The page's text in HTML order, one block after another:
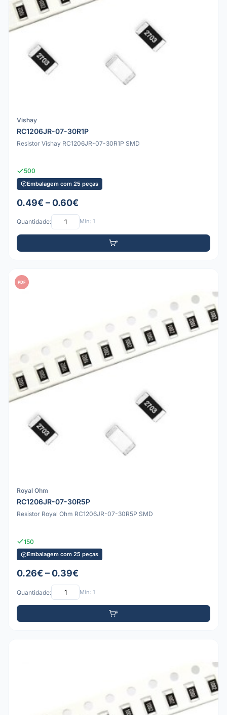
Vishay
RC1206JR-07-30R1P
Resistor Vishay RC1206JR-07-30R1P SMD
500
Embalagem com 25 peças
0.49€ – 0.60€
Quantidade: Mín: 1
PDF
Royal Ohm
RC1206JR-07-30R5P
Resistor Royal Ohm RC1206JR-07-30R5P SMD
150
Embalagem com 25 peças
0.26€ – 0.39€
Quantidade: Mín: 1